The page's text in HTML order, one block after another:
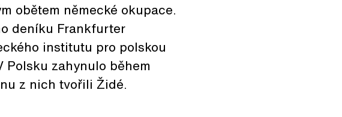
obětem německé okupace.
deníku Frankfurter
institutu pro polskou
zahynulo během
z nich tvořili Židé.